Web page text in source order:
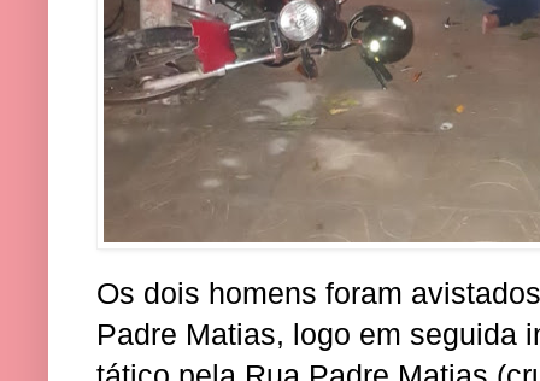
Os dois homens foram
Padre Matias, logo em seguida